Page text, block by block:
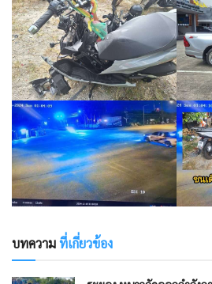
บทความที่เกี่ยวข้อง